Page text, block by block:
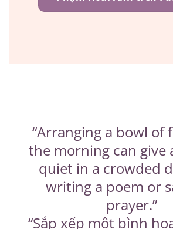
“Arranging a bowl of
the morning can give
quiet in a crowded
writing a poem or
prayer.”
“Sắp xếp một bình